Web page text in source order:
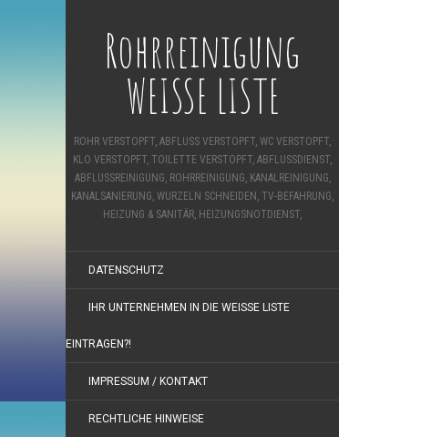
Rohrreinigung
WEISSE LISTE
ROHR VERSTOPFT, ABFLUSS VERSTOPFT, WC VERSTOPFT,
KLO VERSTOPFT, TOILETTE VERSTOPFT, ABFLUSSDIENST,
ABFLUSSREINIGUNG, ROHRREINIGUNG, KANALREINIGUNG,
KANALSANIERUNG, WURZELN SCHNEIDEN, TV-BEFAHRUNG,
HEIZUNG & SANITÄR, HEIZUNGSNOTDIENST,
DATENSCHUTZ
IHR UNTERNEHMEN IN DIE WEISSE LISTE E
INTRAGEN?!
IMPRESSUM / KONTAKT
RECHTLICHE HINWEISE